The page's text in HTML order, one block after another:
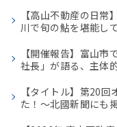
【高山不動産の日
川で旬の鮎を堪能し
【開催報告】富山
社長」が語る、主体
【タイトル】第20
た！〜北國新聞にも